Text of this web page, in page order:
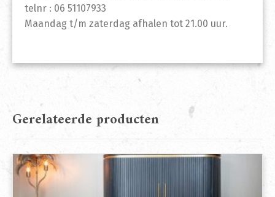
telnr : 06 51107933
Maandag t/m zaterdag afhalen tot 21.00 uur.
Gerelateerde producten